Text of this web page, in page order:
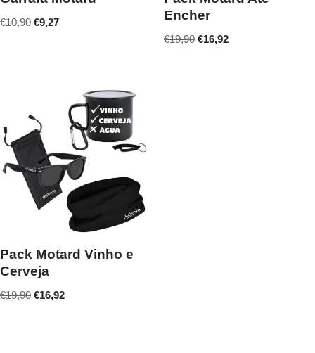
€10,90 €9,27
Encher
€19,90 €16,92
Pack Motard Vinho e
Cerveja
€19,90 €16,92